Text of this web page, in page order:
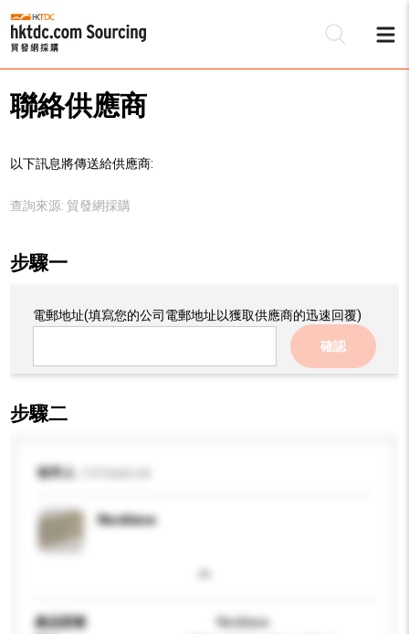
聯絡供應商
以下訊息將傳送給供應商:
查詢來源: 貿發網採購
步驟一
電郵地址(填寫您的公司電郵地址以獲取供應商的迅速回覆)
確認
步驟二
收件人
Necklace
產品型號
Necklace